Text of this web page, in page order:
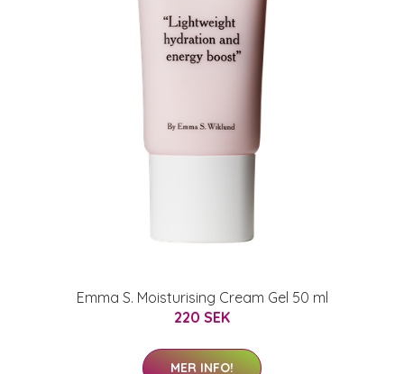
Emma S. Moisturising Cream Gel 50 ml
220 SEK
MER INFO!